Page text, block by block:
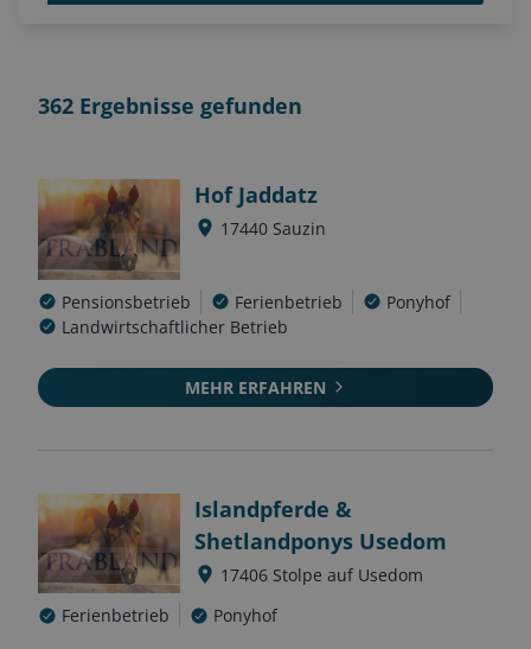
362 Ergebnisse gefunden
Hof Jaddatz
17440 Sauzin
Pensionsbetrieb Ferienbetrieb
Ponyhof
Landwirtschaftlicher Betrieb
MEHR ERFAHREN
Islandpferde &
Shetlandponys Usedom
17406 Stolpe auf Usedom
Ferienbetrieb
Ponyhof